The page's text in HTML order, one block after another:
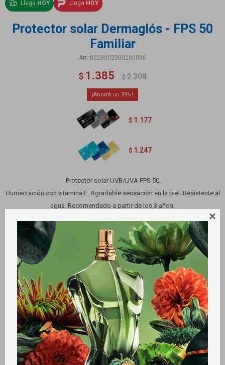

Llega HOY Llega HOY
Protector solar Dermaglós - FPS 50
Familiar
0028002900280036
$ 1.385 $ 2.308
39
$ 1.177
$ 1.247
Protector solar UVB/UVA FPS 50
Humectación con vitamina E. Agradable sensación en la piel. Resistente al
agua. Recomendado a partir de los 3 años.
Variantes:
Métodos y costos de envío
Retiros gratuitos en tiendas
Productos que te pueden interesar